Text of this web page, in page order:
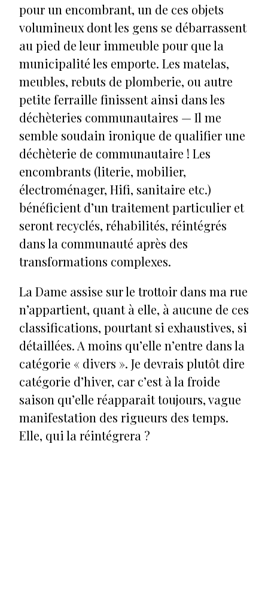
pour un encombrant, un de ces objets
volumineux dont les gens se débarrassent
au pied de leur immeuble pour que la
municipalité les emporte. Les matelas,
meubles, rebuts de plomberie, ou autre
petite ferraille finissent ainsi dans les
déchèteries communautaires — Il me
semble soudain ironique de qualifier une
déchèterie de communautaire ! Les
encombrants (literie, mobilier,
électroménager, Hifi, sanitaire etc.)
bénéficient d’un traitement particulier et
seront recyclés, réhabilités, réintégrés
dans la communauté après des
transformations complexes.
La Dame assise sur le trottoir dans ma rue
n’appartient, quant à elle, à aucune de ces
classifications, pourtant si exhaustives, si
détaillées. A moins qu’elle n’entre dans la
catégorie « divers ». Je devrais plutôt dire
catégorie d’hiver, car c’est à la froide
saison qu’elle réapparait toujours, vague
manifestation des rigueurs des temps.
Elle, qui la réintégrera ?